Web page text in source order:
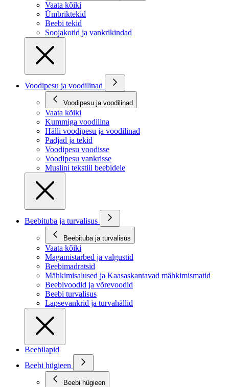
Vaata kõiki
Ümbriktekid
Beebi tekid
Soojakotid ja vankrikindad
Voodipesu ja voodilinad
Voodipesu ja voodilinad
Vaata kõiki
Kummiga voodilina
Hälli voodipesu ja voodilinad
Padjad ja tekid
Voodipesu voodisse
Voodipesu vankrisse
Muslini tekstiil beebidele
Beebituba ja turvalisus
Beebituba ja turvalisus
Vaata kõiki
Magamistarbed ja valgustid
Beebimadratsid
Mähkimisalused ja Kaasaskantavad mähkimismatid
Beebivoodid ja võrevoodid
Beebi turvalisus
Lapsevankrid ja turvahällid
Beebilapid
Beebi hügieen
Beebi hügieen